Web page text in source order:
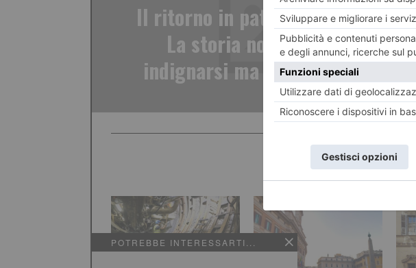
POTREBBE INTERESSARTI...
Il ritorno in patria del re soldato.
La storia non è piangere o
indignarsi ma cercare di capire